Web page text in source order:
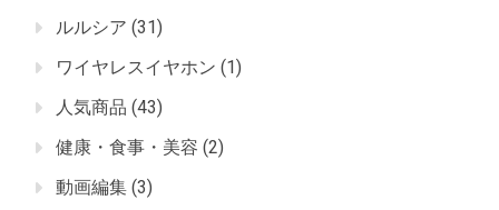
ルルシア (31)
ワイヤレスイヤホン (1)
人気商品 (43)
健康・食事・美容 (2)
動画編集 (3)